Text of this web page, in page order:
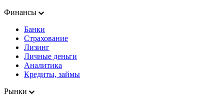
Финансы
Банки
Страхование
Лизинг
Личные деньги
Аналитика
Кредиты, займы
Рынки